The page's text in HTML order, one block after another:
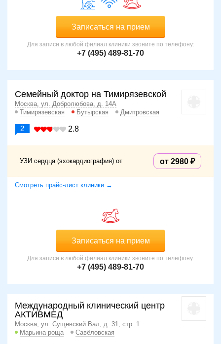
Записаться на прием
Для записи в любой филиал клиники звоните по телефону:
+7 (495) 489-81-70
Семейный доктор на Тимирязевской
Москва, ул. Добролюбова, д. 14А
Тимирязевская
Бутырская Дмитровская
2 2.8
УЗИ сердца (эхокардиография) от от 2980
Смотреть прайс-лист клиники →
Записаться на прием
Для записи в любой филиал клиники звоните по телефону:
+7 (495) 489-81-70
Международный клинический центр
АКТИВМЕД
Москва, ул. Сущевский Вал, д. 31, стр. 1
Марьина роща
Савёловская